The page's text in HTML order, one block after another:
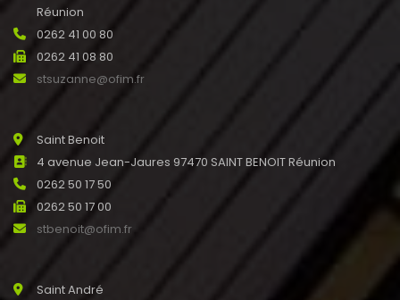
Réunion
0262 41 00 80
0262 41 08 80
stsuzanne@ofim.fr
Saint Benoit
4 avenue Jean-Jaures 97470 SAINT BENOIT Réunion
0262 50 17 50
0262 50 17 00
stbenoit@ofim.fr
Saint André